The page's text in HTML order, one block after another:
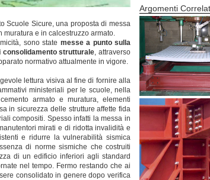
Scuole Sicure, una proposta di messa
muratura e in calcestruzzo armato.
sono state messe a punto sulla
consolidamento strutturale, attraverso
normativo attualmente in vigore.
lettura visiva al fine di fornire alla
ministeriali per le scuole, nella
armato e muratura, elementi
in sicurezza delle strutture affette fida
compositi. Spesso infatti la messa in
mirati e di ridotta invalidità e
e ridurre la vulnerabilità sismica
di norme sismiche che costruiti
di un edificio inferiori agli standard
nel tempo. Fermo restando che ai
consolidato in genere dopo verifica
Argomenti